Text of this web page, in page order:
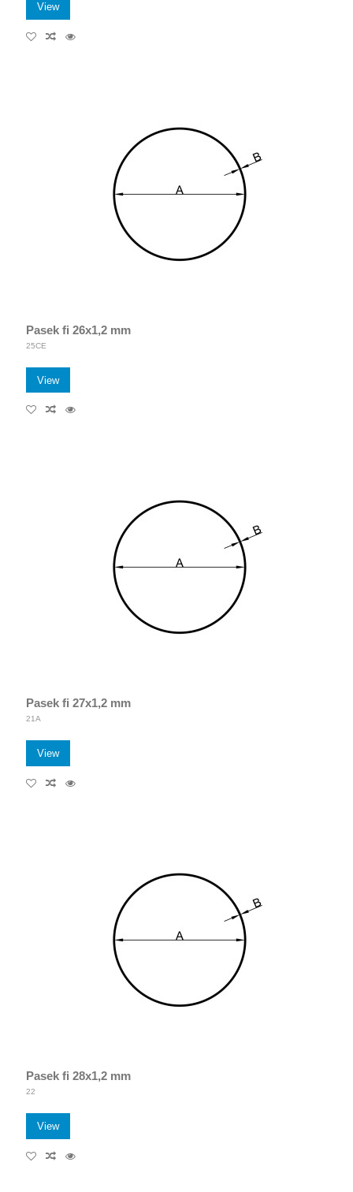
View
Pasek fi 26x1,2 mm
25CE
View
Pasek fi 27x1,2 mm
21A
View
Pasek fi 28x1,2 mm
22
View